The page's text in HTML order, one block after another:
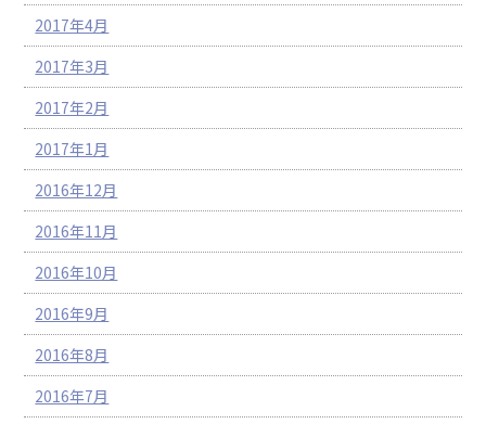
2017年4月
2017年3月
2017年2月
2017年1月
2016年12月
2016年11月
2016年10月
2016年9月
2016年8月
2016年7月